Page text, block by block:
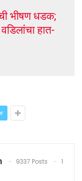
भीषण धडक;
हात-
9337 Posts
1